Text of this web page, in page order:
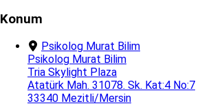
Konum
Psikolog Murat Bilim
Psikolog Murat Bilim
Tria Skylight Plaza
Atatürk Mah. 31078. Sk. Kat:4 No:7
33340 Mezitli/Mersin